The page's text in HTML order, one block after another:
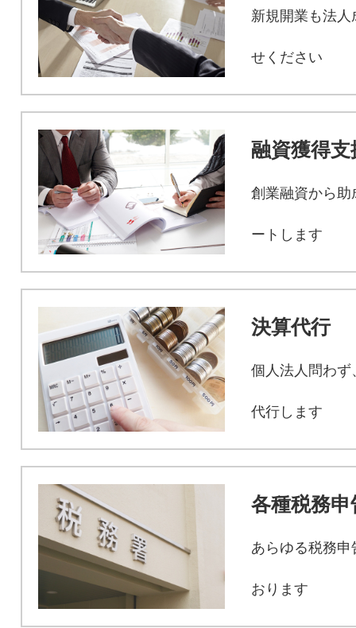
新規開業も法人
せください
融資獲得支
創業融資から助
ートします
決算代行
個人法人問わず
代行します
各種税務申
あらゆる税務申
おります